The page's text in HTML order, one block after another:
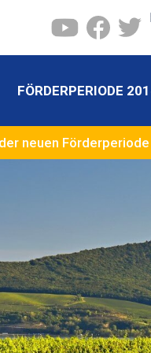
FÖRDERPERIODE
neuen Förderperiode